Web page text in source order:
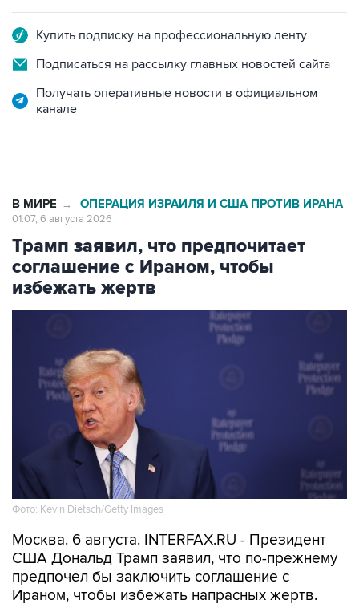
Купить подписку на профессиональную ленту
Подписаться на рассылку главных новостей сайта
Получать оперативные новости в официальном
канале
В МИРЕ → ОПЕРАЦИЯ ИЗРАИЛЯ И США ПРОТИВ ИРАНА
01:07, 6 августа 2026
Трамп заявил, что предпочитает
соглашение с Ираном, чтобы
избежать жертв
Фото: Kevin Dietsch/Getty Images
Москва. 6 августа. INTERFAX.RU - Президент
США Дональд Трамп заявил, что по-прежнему
предпочел бы заключить соглашение с
Ираном, чтобы избежать напрасных жертв.